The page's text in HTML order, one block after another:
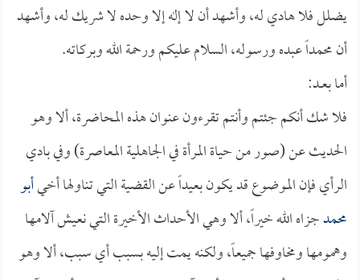
يضلل فلا هادي له، وأشهد أن لا إله إلا وحده لا شريك له، وأشهد
أن محمداً عبده ورسوله، السلام عليكم ورحمة الله وبركاته.
أما بعــد:
فلا شك أنكم جئتم وأنتم تقرءون عنوان هذه المحاضرة، ألا وهو
الحديث عن (صور من حياة المرأة في الجاهلية المعاصرة) وفي بادي
الرأي فإن الموضوع قد يكون بعيداً عن القضية التي تناولها أخيأبو
محمدجزاه الله خيراً، ألا وهي الأحداث الأخيرة التي نعيش آلامها
وهمومها ومخاوفها جميعاً، ولكنه يمت إليه بسبب أي سبب، ألا وهو